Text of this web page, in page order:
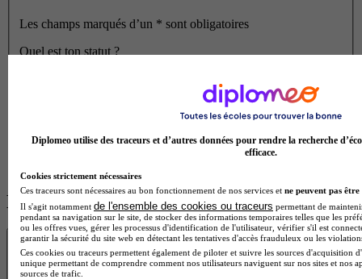
Les champs marqués d’un * sont obligatoires
Quel est ton statut ?
À quel niveau seras-tu pour cette formation ?
Les écoles à la une
Transparence
Diplomeo utilise des traceurs et d’autres données pour rendre la recherche
efficace.
Cookies strictement nécessaires
Ces traceurs sont nécessaires au bon fonctionnement de nos services et ne peuvent pas être
Il s'agit notamment de l'ensemble des cookies ou traceurs permettant de
pendant sa navigation sur le site, de stocker des informations temporaires telles que les
ou les offres vues, gérer les processus d'identification de l'utilisateur, vérifier s'il est
garantir la sécurité du site web en détectant les tentatives d'accès frauduleux ou les
Ces cookies ou traceurs permettent également de piloter et suivre les sources d'acquisition
unique permettant de comprendre comment nos utilisateurs naviguent sur nos sites et nos
sources de trafic.